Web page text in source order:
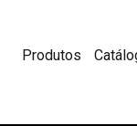
Produtos